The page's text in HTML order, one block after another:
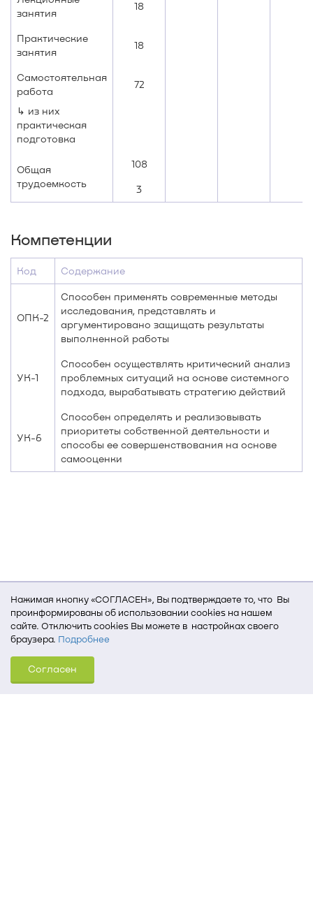
Нажимая кнопку «СОГЛАСЕН», Вы подтверждаете то, что Вы
проинформированы об использовании cookies на нашем
сайте. Отключить cookies Вы можете в настройках своего
браузера. Подробнее
Для того, чтобы мы могли качественно предоставить Вам
услуги, мы используем cookies, которые сохраняются
на Вашем компьютере (Сведения о местоположении; ip-адрес;
Согласен
занятия
18
Практические
занятия
18
Самостоятельная
работа
72
↳ из них
практическая
подготовка
Общая
трудоемкость
108
3
Компетенции
Код Содержание
ОПК-2
Способен применять современные методы
исследования, представлять и
аргументировано защищать результаты
выполненной работы
УК-1
Способен осуществлять критический анализ
проблемных ситуаций на основе системного
подхода, вырабатывать стратегию действий
УК-6
Способен определять и реализовывать
приоритеты собственной деятельности и
способы ее совершенствования на основе
самооценки